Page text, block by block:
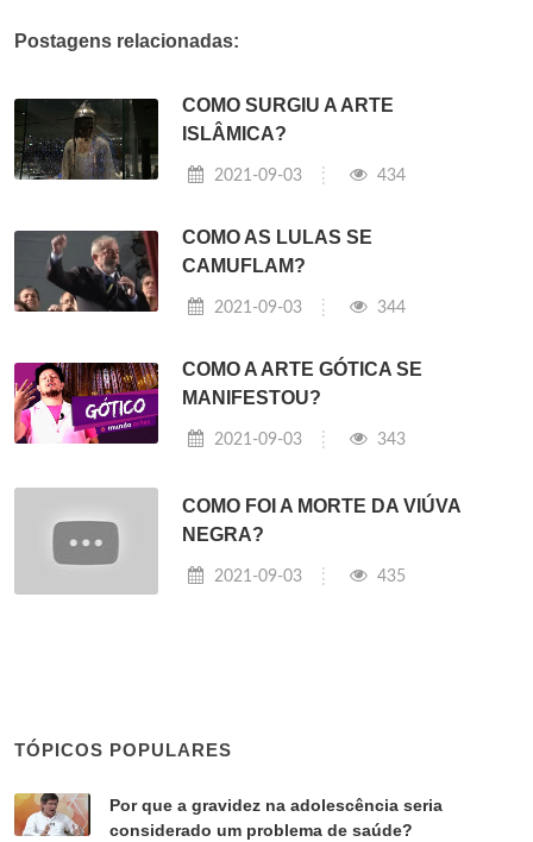
Postagens relacionadas:
COMO SURGIU A ARTE
ISLÂMICA?
2021-09-03 434
COMO AS LULAS SE
CAMUFLAM?
2021-09-03 344
COMO A ARTE GÓTICA SE
MANIFESTOU?
2021-09-03 343
COMO FOI A MORTE DA VIÚVA
NEGRA?
2021-09-03 435
TÓPICOS POPULARES
Por que a gravidez na adolescência seria
considerado um problema de saúde?